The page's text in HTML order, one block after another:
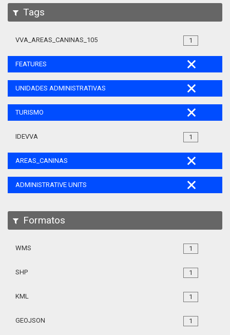
Tags
1
VVA_AREAS_CANINAS_105
FEATURES
UNIDADES ADMINISTRATIVAS
TURISMO
1
IDEVVA
AREAS_CANINAS
ADMINISTRATIVE UNITS
Formatos
1
WMS
1
SHP
1
KML
1
GEOJSON